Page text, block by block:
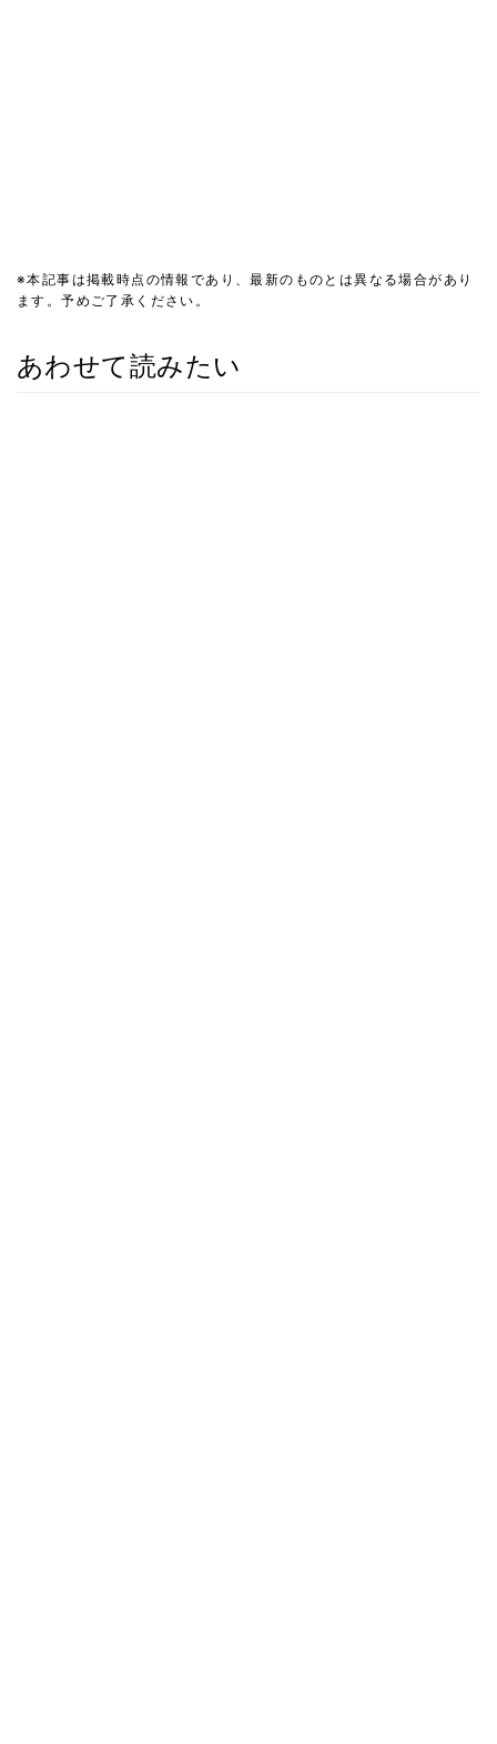
※本記事は掲載時点の情報であり、最新のものとは異なる場合があり
ます。予めご了承ください。
あわせて読みたい